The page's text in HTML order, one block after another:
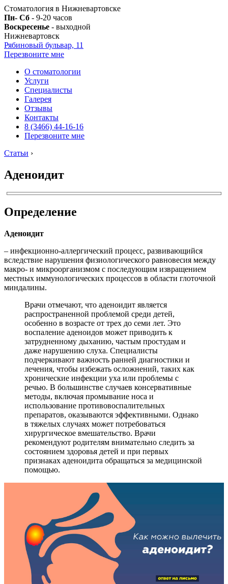
Стоматология в Нижневартовске
Пн- Сб - 9-20 часов
Воскресенье - выходной
Нижневартовск
Рябиновый бульвар, 11
Перезвоните мне
О стоматологии
Услуги
Специалисты
Галерея
Отзывы
Контакты
8 (3466) 44-16-16
Перезвоните мне
Статьи ›
Аденоидит
Определение
Аденоидит
– инфекционно-аллергический процесс, развивающийся
вследствие нарушения физиологического равновесия между
макро- и микроорганизмом с последующим извращением
местных иммунологических процессов в области глоточной
миндалины.
Врачи отмечают, что аденоидит является
распространенной проблемой среди детей,
особенно в возрасте от трех до семи лет. Это
воспаление аденоидов может приводить к
затрудненному дыханию, частым простудам и
даже нарушению слуха. Специалисты
подчеркивают важность ранней диагностики и
лечения, чтобы избежать осложнений, таких как
хронические инфекции уха или проблемы с
речью. В большинстве случаев консервативные
методы, включая промывание носа и
использование противовоспалительных
препаратов, оказываются эффективными. Однако
в тяжелых случаях может потребоваться
хирургическое вмешательство. Врачи
рекомендуют родителям внимательно следить за
состоянием здоровья детей и при первых
признаках аденоидита обращаться за медицинской
помощью.